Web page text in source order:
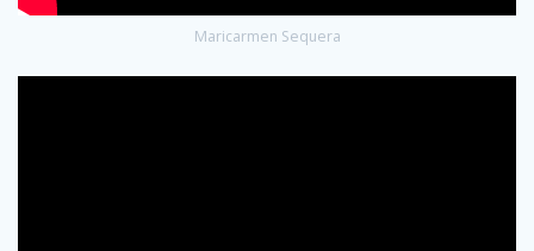
Maricarmen Sequera